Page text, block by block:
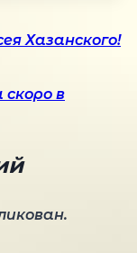
Хазанского!
в